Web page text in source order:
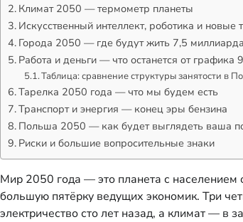
Климат 2050 — термометр планеты
Искусственный интеллект, роботика и новые
Города 2050 — где будут жить 7,5
Работа и деньги — что останется от графика
Таблица: сравнение структуры занятости в
Тарелка 2050 года — что мы будем есть
Транспорт и энергия — конец эры бензина
Польша 2050 — как будет выглядеть ваша
Риски и большие вопросительные знаки
Мир 2050 года — это планета с
большую пятёрку ведущих экономик. Три
электричество сто лет назад, а климат — в